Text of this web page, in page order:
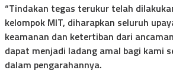
“Tindakan tegas terukur telah
kelompok MIT, diharapkan seluruh
keamanan dan ketertiban dari
dapat menjadi ladang amal bagi kami
dalam pengarahannya.